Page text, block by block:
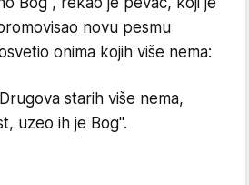
novu pesmu
onima kojih više nema:
starih više nema,
uzeo ih je Bog".